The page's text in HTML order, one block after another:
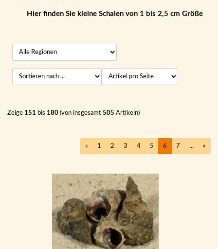
Hier finden Sie kleine Schalen von 1 bis 2,5 cm Größe
Zeige 151 bis 180 (von insgesamt 505 Artikeln)
« 1 2 3 4 5 6 7 ... »